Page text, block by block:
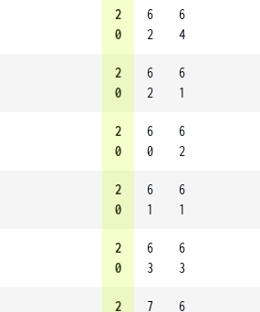
2
0
6
2
6
4
2
0
6
2
6
1
2
0
6
0
6
2
2
0
6
1
6
1
2
0
6
3
6
3
2 7 6